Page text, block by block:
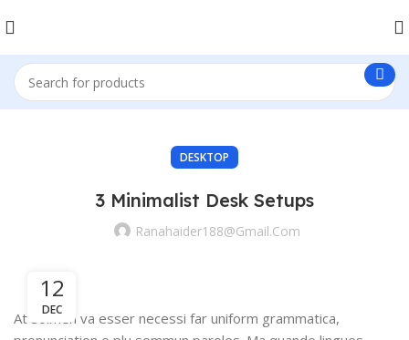
DESKTOP
3 Minimalist Desk Setups
Ranahaider188@gmail.com
12
DEC
At solmen va esser necessi far uniform grammatica,